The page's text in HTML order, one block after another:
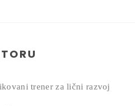
trener za lični razvoj